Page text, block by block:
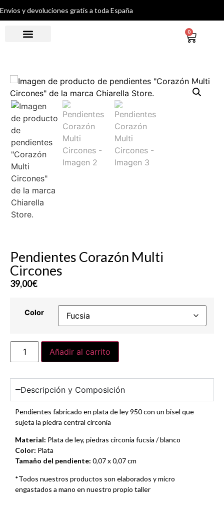
Envíos y devoluciones gratis a toda España
0
Pendientes Corazón Multi
Circones
39,00€
Color
Añadir al carrito
Descripción y Composición
Pendientes fabricado en plata de ley 950 con un bisel que
sujeta la piedra central circonia
Material: Plata de ley, piedras circonia fucsia / blanco
Color: Plata
Tamaño del pendiente: 0,07 x 0,07 cm
*Todos nuestros productos son elaborados y micro
engastados a mano en nuestro propio taller